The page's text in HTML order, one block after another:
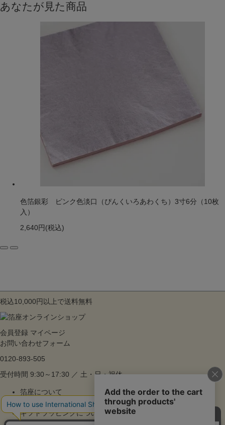
あなたが見た商品
色箔銀彩 ピンク色淡口（ぴんくいろあわくち）3寸6分（10枚
入）
2,640円 (税込)
税込10,000円以上で送料無料
会員登録 マイページ
お問い合わせフォーム
0120-893-505
受付時間 9:30～17:30 ／ 土・日・祝休
箔座について
ご利用ガイド
ギフトラッピングについて
よくあるご質問